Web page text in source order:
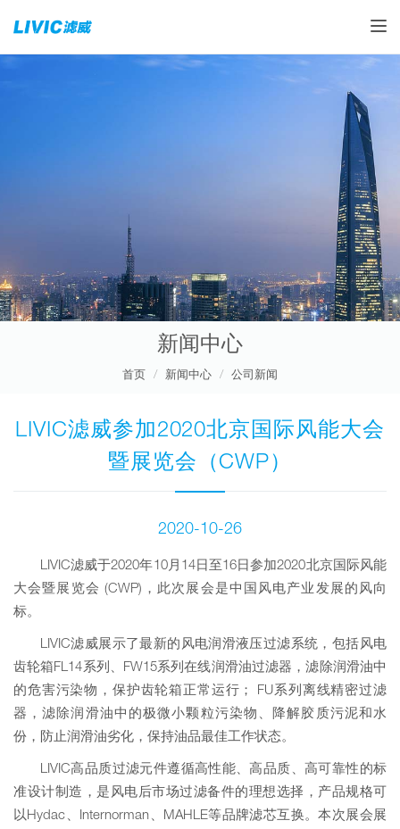
新闻中心
首页 新闻中心 公司新闻
LIVIC滤威参加2020北京国际风能大会
暨展览会（CWP）
2020-10-26
LIVIC滤威于2020年10月14日至16日参加2020北京国际风能
大会暨展览会 (CWP)，此次展会是中国风电产业发展的风向
标。
LIVIC滤威展示了最新的风电润滑液压过滤系统，包括风电
齿轮箱FL14系列、FW15系列在线润滑油过滤器，滤除润滑油中
的危害污染物，保护齿轮箱正常运行； FU系列离线精密过滤
器，滤除润滑油中的极微小颗粒污染物、降解胶质污泥和水
份，防止润滑油劣化，保持油品最佳工作状态。
LIVIC高品质过滤元件遵循高性能、高品质、高可靠性的标
准设计制造，是风电后市场过滤备件的理想选择，产品规格可
以Hydac、Internorman、MAHLE等品牌滤芯互换。本次展会展